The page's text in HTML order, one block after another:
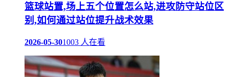
篮球站置,场上五个位置怎么站,进攻防守站位区
别,如何通过站位提升战术效果
2026-05-301003 人在看